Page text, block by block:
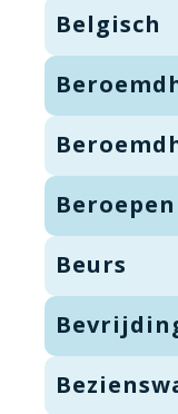
Belgisch
Beroepen
Beurs